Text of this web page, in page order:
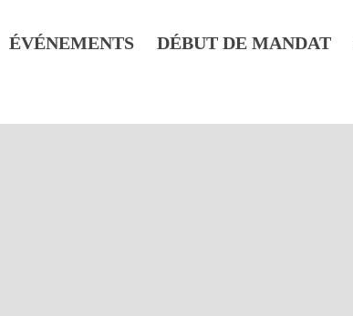
ÉVÉNEMENTS DÉBUT DE MANDAT